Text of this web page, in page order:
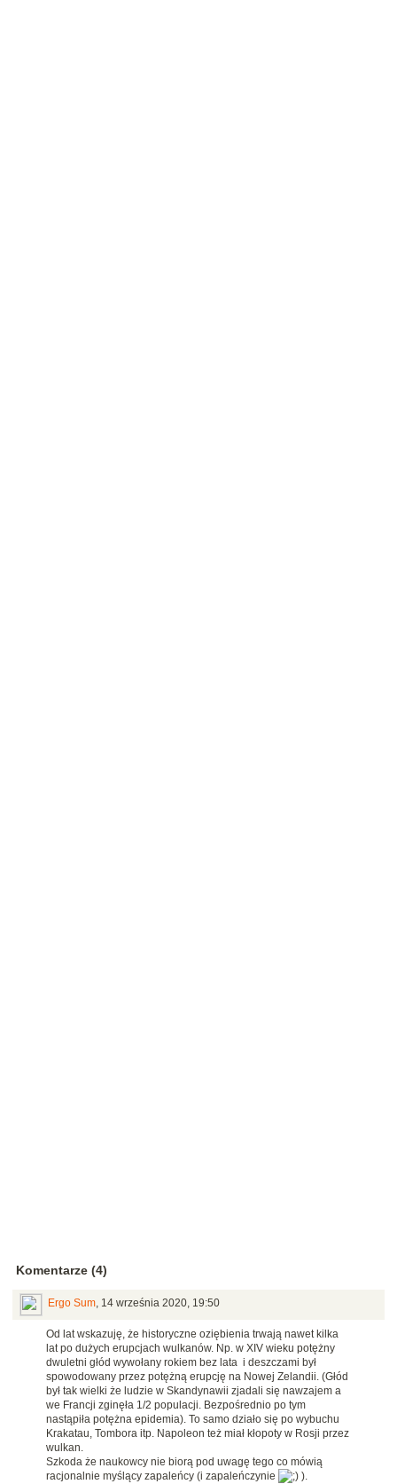
Komentarze (4)
Ergo Sum, 14 września 2020, 19:50
Od lat wskazuję, że historyczne oziębienia trwają nawet kilka
lat po dużych erupcjach wulkanów. Np. w XIV wieku potężny
dwuletni głód wywołany rokiem bez lata i deszczami był
spowodowany przez potężną erupcję na Nowej Zelandii. (Głód
był tak wielki że ludzie w Skandynawii zjadali się nawzajem a
we Francji zginęła 1/2 populacji. Bezpośrednio po tym
nastąpiła potężna epidemia). To samo działo się po wybuchu
Krakatau, Tombora itp. Napoleon też miał kłopoty w Rosji przez
wulkan.
Szkoda że naukowcy nie biorą pod uwagę tego co mówią
racjonalnie myślący zapaleńcy (i zapaleńczynie
).